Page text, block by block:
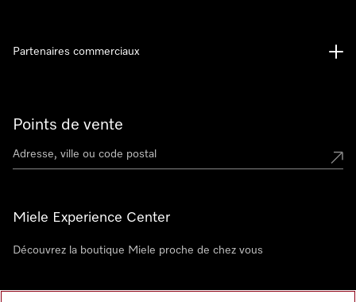
Points de vente
Miele Experience Center
Découvrez la boutique Miele proche de chez vous
Partenaires commerciaux